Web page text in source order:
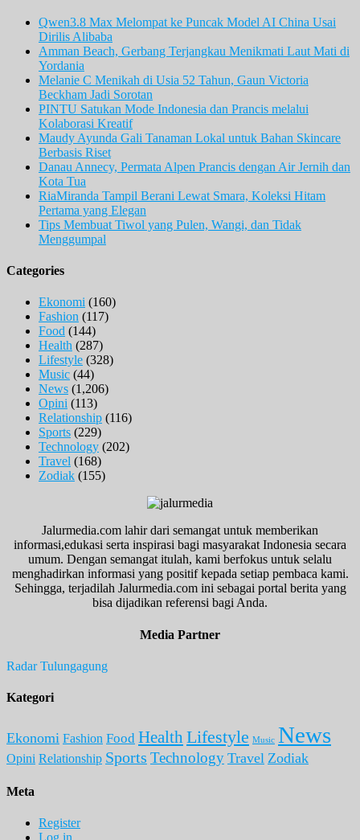
Qwen3.8 Max Melompat ke Puncak Model AI China Usai
Dirilis Alibaba
Amman Beach, Gerbang Terjangkau Menikmati Laut Mati di
Yordania
Melanie C Menikah di Usia 52 Tahun, Gaun Victoria
Beckham Jadi Sorotan
PINTU Satukan Mode Indonesia dan Prancis melalui
Kolaborasi Kreatif
Maudy Ayunda Gali Tanaman Lokal untuk Bahan Skincare
Berbasis Riset
Danau Annecy, Permata Alpen Prancis dengan Air Jernih dan
Kota Tua
RiaMiranda Tampil Berani Lewat Smara, Koleksi Hitam
Pertama yang Elegan
Tips Membuat Tiwol yang Pulen, Wangi, dan Tidak
Menggumpal
Categories
Ekonomi (160)
Fashion (117)
Food (144)
Health (287)
Lifestyle (328)
Music (44)
News (1,206)
Opini (113)
Relationship (116)
Sports (229)
Technology (202)
Travel (168)
Zodiak (155)
Jalurmedia.com lahir dari semangat untuk memberikan
informasi,edukasi serta inspirasi bagi masyarakat Indonesia secara
umum. Dengan semangat itulah, kami berfokus untuk selalu
menghadirkan informasi yang positif kepada setiap pembaca kami.
Sehingga, terjadilah Jalurmedia.com ini sebagai portal berita yang
bisa dijadikan referensi bagi Anda.
Media Partner
Radar Tulungagung
Kategori
Ekonomi Fashion Food Health Lifestyle Music News
Opini Relationship Sports Technology Travel Zodiak
Meta
Register
Log in